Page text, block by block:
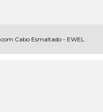
Cabo Esmaltado - EWEL